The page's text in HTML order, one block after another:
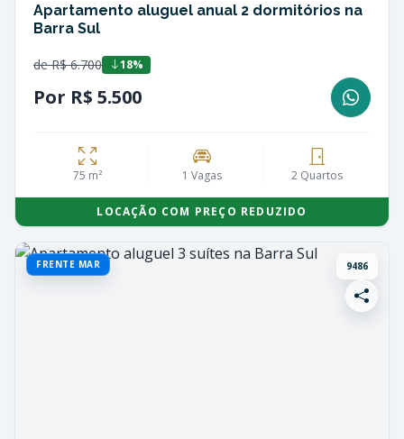
Apartamento aluguel anual 2 dormitórios na
Barra Sul
de R$ 6.700 18%
Por R$ 5.500
75 m² 1 Vagas 2 Quartos
LOCAÇÃO COM PREÇO REDUZIDO
FRENTE MAR 9486